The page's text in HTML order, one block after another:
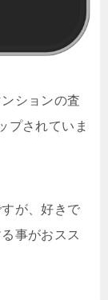
ションの査
プされていま
が、好きで
事がおスス